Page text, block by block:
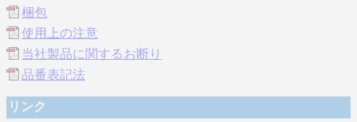
梱包
使用上の注意
当社製品に関するお断り
品番表記法
リンク